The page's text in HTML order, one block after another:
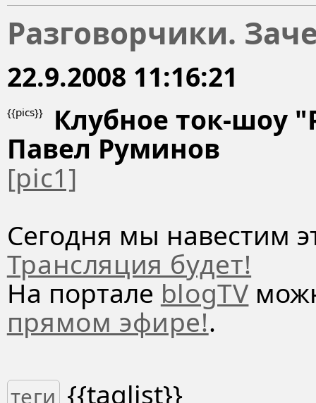
Разговорчики.
22.9.2008 11:16:21
{{pics}}
Клубное ток-шоу
Павел Руминов
[pic1]
Сегодня мы навестим
Трансляция будет!
На портале blogTV
прямом эфире!.
теги{{taglist}}